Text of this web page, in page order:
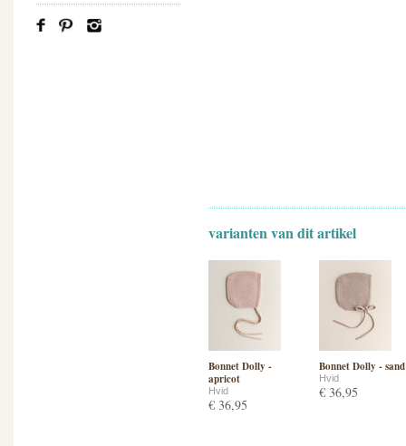
varianten van dit artikel
Bonnet Dolly -
apricot
Hvid
€ 36,95
Bonnet Dolly - sand
Hvid
€ 36,95